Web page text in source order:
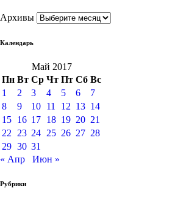
Архивы
Календарь
Май 2017
Пн Вт Ср Чт Пт Сб Вс
1
2 3 4 5 6
7
8
9 10 11 12 13 14
15 16 17 18 19 20 21
22
23 24 25 26 27 28
29 30 31
« Апр
Июн »
Рубрики